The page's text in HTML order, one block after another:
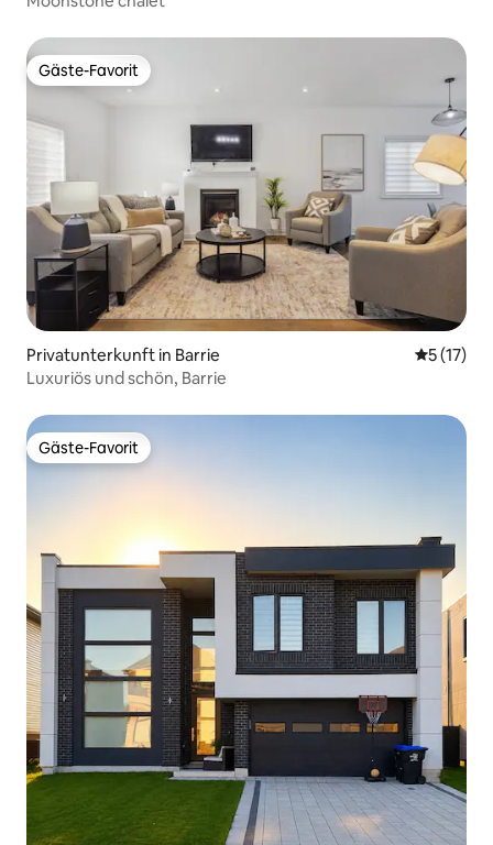
Gäste-Favorit
Gäste-Favorit
Privatunterkunft in Barrie
5 (17)
Luxuriös und schön, Barrie
Gäste-Favorit
Gäste-Favorit